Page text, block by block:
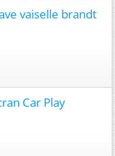
vaiselle brandt
Car Play